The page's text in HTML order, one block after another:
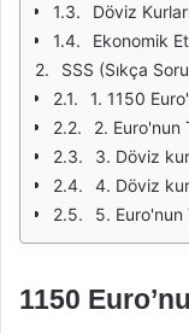
Döviz
Ekonomik
SSS (Sıkça
1. 1150 Euro'yu
2. Euro'nun
3. Döviz
4. Döviz
5. Euro'nun
1150